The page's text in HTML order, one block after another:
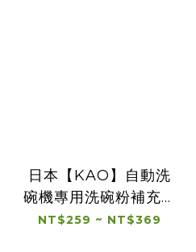
日本【KAO】自動洗
碗機專用洗碗粉補充包
500g／800g 清新原
NT$259 ~ NT$369